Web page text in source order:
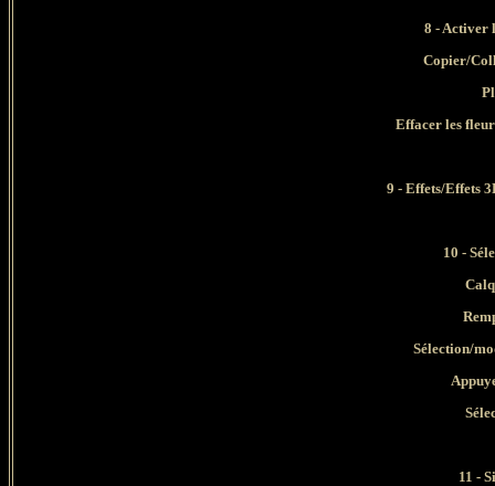
8 - Activer
Copier/
Effacer les
9 - Effets/Effets
10 -
Sélection/
Appuyer
11 -